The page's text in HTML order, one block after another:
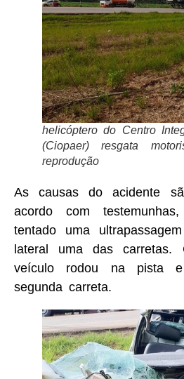
helicóptero do Centro
(Ciopaer) resgata
reprodução
As causas do acidente
acordo com
tentado uma
lateral uma das
veículo rodou na pista
segunda carreta.